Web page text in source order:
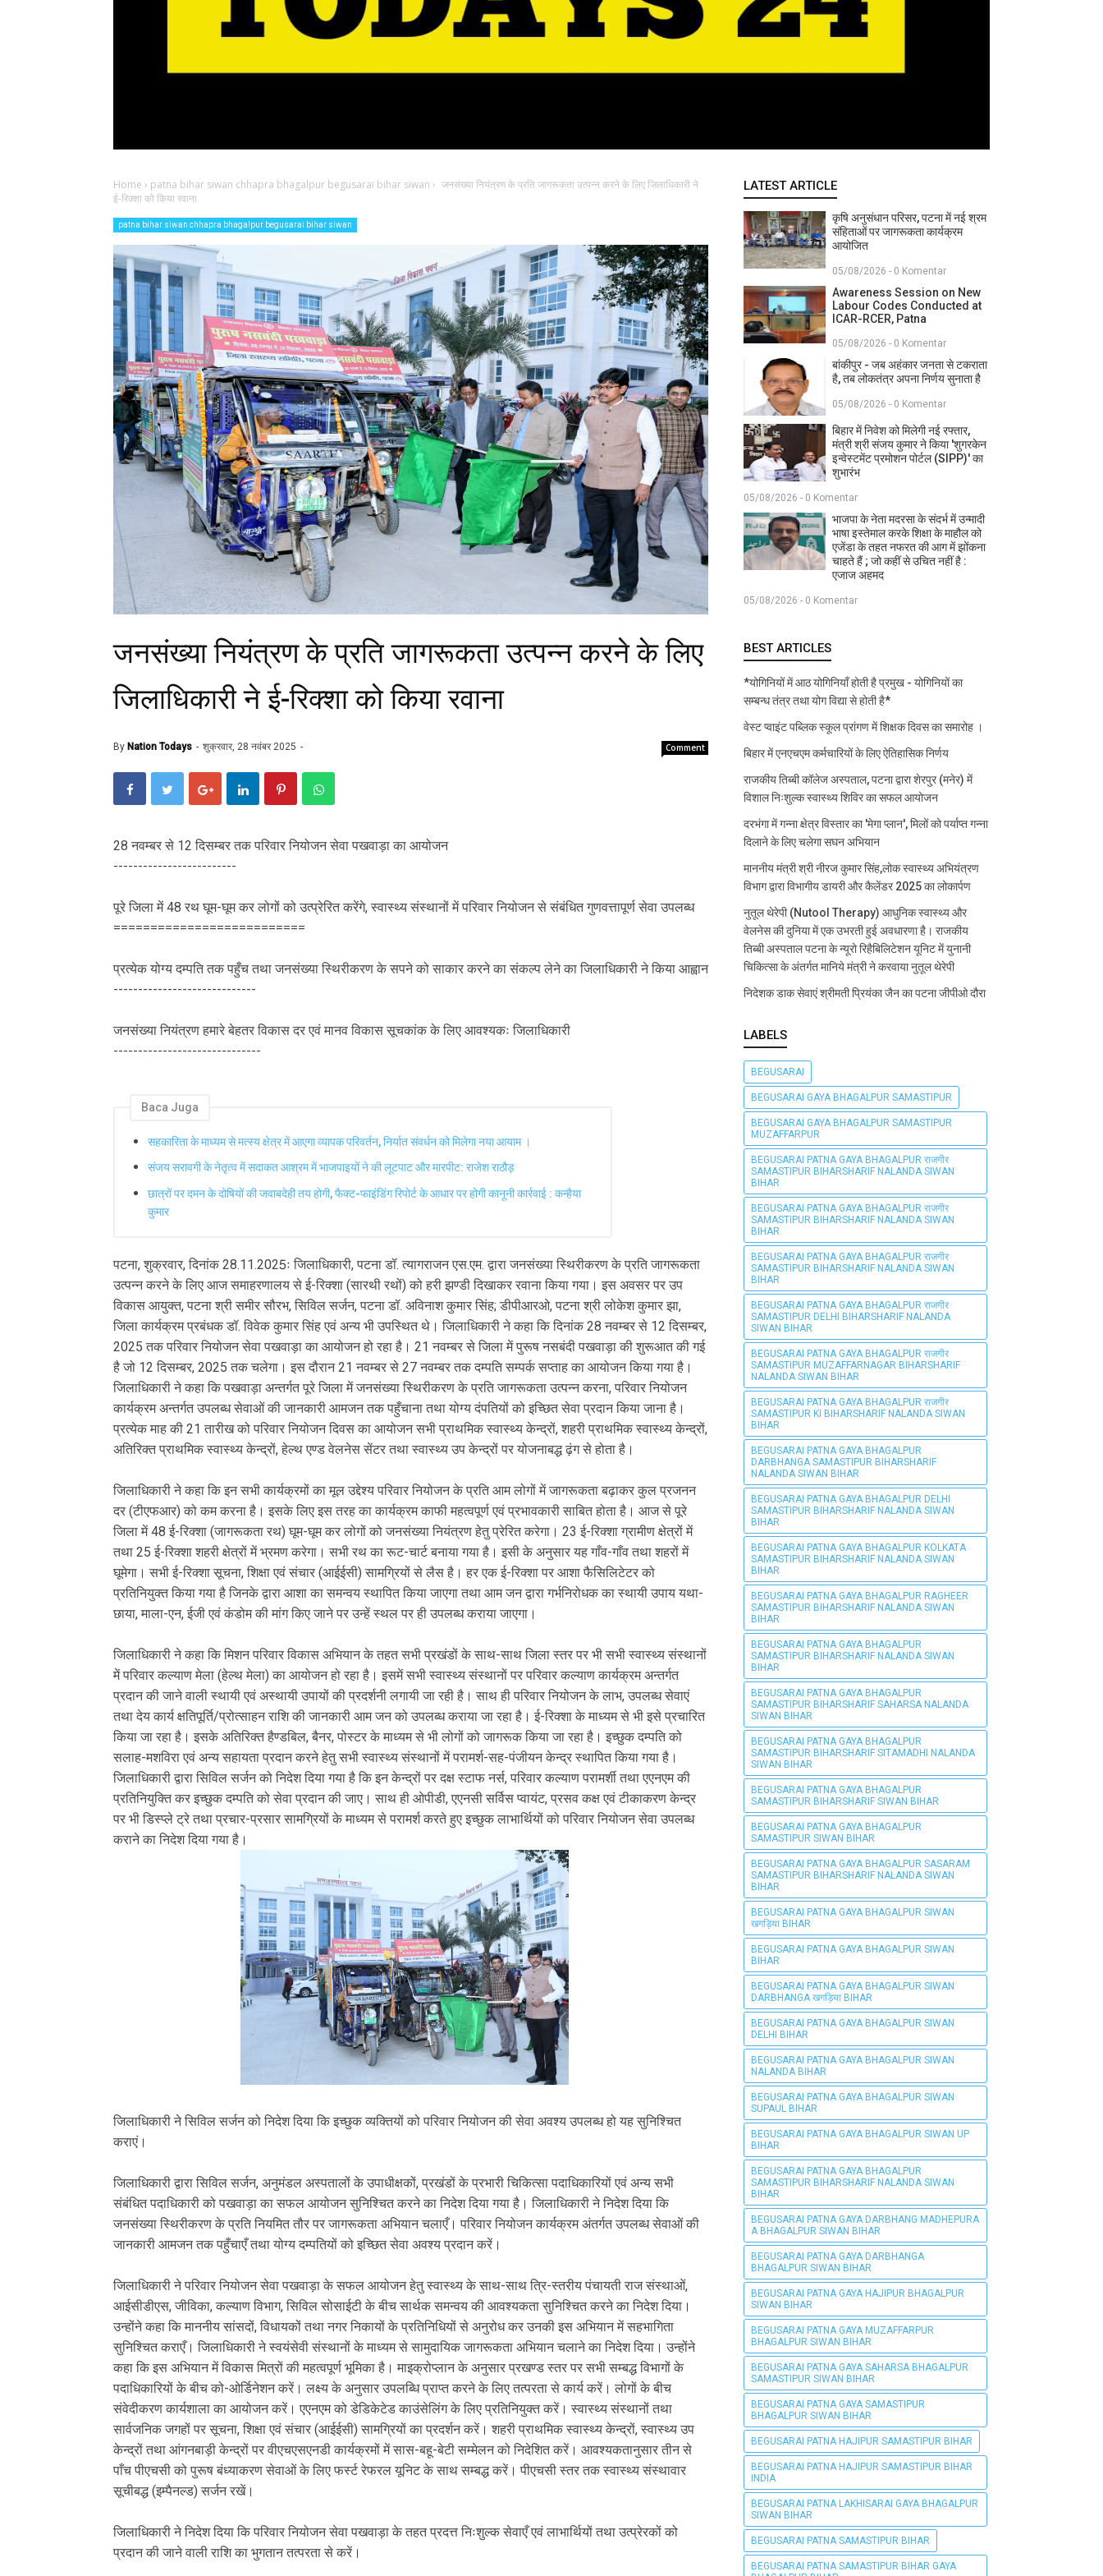
Home › patna bihar siwan chhapra bhagalpur begusarai bihar siwan › जनसंख्या नियंत्रण के प्रति जागरूकता उत्पन्न करने के लिए जिलाधिकारी ने
ई-रिक्शा को किया रवाना
patna bihar siwan chhapra bhagalpur begusarai bihar siwan
जनसंख्या नियंत्रण के प्रति जागरूकता उत्पन्न करने के लिए
जिलाधिकारी ने ई-रिक्शा को किया रवाना
By Nation Todays शुक्रवार, 28 नवंबर 2025 Comment
28 नवम्बर से 12 दिसम्बर तक परिवार नियोजन सेवा पखवाड़ा का आयोजन
-------------------------
पूरे जिला में 48 रथ घूम-घूम कर लोगों को उत्प्रेरित करेंगे, स्वास्थ्य संस्थानों में परिवार नियोजन से संबंधित गुणवत्तापूर्ण सेवा उपलब्ध
==========================
प्रत्येक योग्य दम्पति तक पहुँच तथा जनसंख्या स्थिरीकरण के सपने को साकार करने का संकल्प लेने का जिलाधिकारी ने किया आह्वान
-----------------------------
जनसंख्या नियंत्रण हमारे बेहतर विकास दर एवं मानव विकास सूचकांक के लिए आवश्यकः जिलाधिकारी
------------------------------
Baca Juga
सहकारिता के माध्यम से मत्स्य क्षेत्र में आएगा व्यापक परिवर्तन, निर्यात संवर्धन को मिलेगा नया आयाम ।
संजय सरावगी के नेतृत्व में सदाकत आश्रम में भाजपाइयों ने की लूटपाट और मारपीट: राजेश राठौड़
छात्रों पर दमन के दोषियों की जवाबदेही तय होगी, फैक्ट-फाइंडिंग रिपोर्ट के आधार पर होगी कानूनी कार्रवाई : कन्हैया
कुमार
पटना, शुक्रवार, दिनांक 28.11.2025ः जिलाधिकारी, पटना डॉ. त्यागराजन एस.एम. द्वारा जनसंख्या स्थिरीकरण के प्रति जागरूकता
उत्पन्न करने के लिए आज समाहरणालय से ई-रिक्शा (सारथी रथों) को हरी झण्डी दिखाकर रवाना किया गया। इस अवसर पर उप
विकास आयुक्त, पटना श्री समीर सौरभ, सिविल सर्जन, पटना डॉ. अविनाश कुमार सिंह; डीपीआरओ, पटना श्री लोकेश कुमार झा,
जिला कार्यक्रम प्रबंधक डॉ. विवेक कुमार सिंह एवं अन्य भी उपस्थित थे। जिलाधिकारी ने कहा कि दिनांक 28 नवम्बर से 12 दिसम्बर,
2025 तक परिवार नियोजन सेवा पखवाड़ा का आयोजन हो रहा है। 21 नवम्बर से जिला में पुरूष नसबंदी पखवाड़ा की शुरूआत की गई
है जो 12 दिसम्बर, 2025 तक चलेगा। इस दौरान 21 नवम्बर से 27 नवम्बर तक दम्पति सम्पर्क सप्ताह का आयोजन किया गया है।
जिलाधिकारी ने कहा कि पखवाड़ा अन्तर्गत पूरे जिला में जनसंख्या स्थिरीकरण के प्रति जागरूकता उत्पन्न करना, परिवार नियोजन
कार्यक्रम अन्तर्गत उपलब्ध सेवाओं की जानकारी आमजन तक पहुँचाना तथा योग्य दंपतियों को इच्छित सेवा प्रदान किया जाना है।
प्रत्येक माह की 21 तारीख को परिवार नियोजन दिवस का आयोजन सभी प्राथमिक स्वास्थ्य केन्द्रों, शहरी प्राथमिक स्वास्थ्य केन्द्रों,
अतिरिक्त प्राथमिक स्वास्थ्य केन्द्रों, हेल्थ एण्ड वेलनेस सेंटर तथा स्वास्थ्य उप केन्द्रों पर योजनाबद्ध ढ़ंग से होता है।
जिलाधिकारी ने कहा कि इन सभी कार्यक्रमों का मूल उद्देश्य परिवार नियोजन के प्रति आम लोगों में जागरूकता बढ़ाकर कुल प्रजनन
दर (टीएफआर) को कम करना है। इसके लिए इस तरह का कार्यक्रम काफी महत्वपूर्ण एवं प्रभावकारी साबित होता है। आज से पूरे
जिला में 48 ई-रिक्शा (जागरूकता रथ) घूम-घूम कर लोगों को जनसंख्या नियंत्रण हेतु प्रेरित करेगा। 23 ई-रिक्शा ग्रामीण क्षेत्रों में
तथा 25 ई-रिक्शा शहरी क्षेत्रों में भ्रमण करेगा। सभी रथ का रूट-चार्ट बनाया गया है। इसी के अनुसार यह गाँव-गाँव तथा शहरों में
घूमेगा। सभी ई-रिक्शा सूचना, शिक्षा एवं संचार (आईईसी) सामग्रियों से लैस है। हर एक ई-रिक्शा पर आशा फैसिलिटेटर को
प्रतिनियुक्त किया गया है जिनके द्वारा आशा का समन्वय स्थापित किया जाएगा तथा आम जन द्वारा गर्भनिरोधक का स्थायी उपाय यथा-
छाया, माला-एन, ईजी एवं कंडोम की मांग किए जाने पर उन्हें स्थल पर ही उपलब्ध कराया जाएगा।
जिलाधिकारी ने कहा कि मिशन परिवार विकास अभियान के तहत सभी प्रखंडों के साथ-साथ जिला स्तर पर भी सभी स्वास्थ्य संस्थानों
में परिवार कल्याण मेला (हेल्थ मेला) का आयोजन हो रहा है। इसमें सभी स्वास्थ्य संस्थानों पर परिवार कल्याण कार्यक्रम अन्तर्गत
प्रदान की जाने वाली स्थायी एवं अस्थायी उपायों की प्रदर्शनी लगायी जा रही है। साथ ही परिवार नियोजन के लाभ, उपलब्ध सेवाएं
तथा देय कार्य क्षतिपूर्ति/प्रोत्साहन राशि की जानकारी आम जन को उपलब्ध कराया जा रहा है। ई-रिक्शा के माध्यम से भी इसे प्रचारित
किया जा रहा है। इसके अतिरिक्त हैण्डबिल, बैनर, पोस्टर के माध्यम से भी लोगों को जागरूक किया जा रहा है। इच्छुक दम्पति को
सलाह-मशविरा एवं अन्य सहायता प्रदान करने हेतु सभी स्वास्थ्य संस्थानों में परामर्श-सह-पंजीयन केन्द्र स्थापित किया गया है।
जिलाधिकारी द्वारा सिविल सर्जन को निदेश दिया गया है कि इन केन्द्रों पर दक्ष स्टाफ नर्स, परिवार कल्याण परामर्शी तथा एएनएम की
प्रतिनियुक्ति कर इच्छुक दम्पति को सेवा प्रदान की जाए। साथ ही ओपीडी, एएनसी सर्विस प्वायंट, प्रसव कक्ष एवं टीकाकरण केन्द्र
पर भी डिस्प्ले ट्रे तथा प्रचार-प्रसार सामग्रियों के माध्यम से परामर्श करते हुए इच्छुक लाभार्थियों को परिवार नियोजन सेवा उपलब्ध
कराने का निदेश दिया गया है।
जिलाधिकारी ने सिविल सर्जन को निदेश दिया कि इच्छुक व्यक्तियों को परिवार नियोजन की सेवा अवश्य उपलब्ध हो यह सुनिश्चित
कराएं।
जिलाधिकारी द्वारा सिविल सर्जन, अनुमंडल अस्पतालों के उपाधीक्षकों, प्रखंडों के प्रभारी चिकित्सा पदाधिकारियों एवं अन्य सभी
संबंधित पदाधिकारी को पखवाड़ा का सफल आयोजन सुनिश्चित करने का निदेश दिया गया है। जिलाधिकारी ने निदेश दिया कि
जनसंख्या स्थिरीकरण के प्रति नियमित तौर पर जागरूकता अभियान चलाएँ। परिवार नियोजन कार्यक्रम अंतर्गत उपलब्ध सेवाओं की
जानकारी आमजन तक पहुँचाएँ तथा योग्य दम्पतियों को इच्छित सेवा अवश्य प्रदान करें।
जिलाधिकारी ने परिवार नियोजन सेवा पखवाड़ा के सफल आयोजन हेतु स्वास्थ्य के साथ-साथ त्रि-स्तरीय पंचायती राज संस्थाओं,
आईसीडीएस, जीविका, कल्याण विभाग, सिविल सोसाईटी के बीच सार्थक समन्वय की आवश्यकता सुनिश्चित करने का निदेश दिया।
उन्होंने कहा कि माननीय सांसदों, विधायकों तथा नगर निकायों के प्रतिनिधियों से अनुरोध कर उनकी इस अभियान में सहभागिता
सुनिश्चित कराएँ। जिलाधिकारी ने स्वयंसेवी संस्थानों के माध्यम से सामुदायिक जागरूकता अभियान चलाने का निदेश दिया। उन्होंने
कहा कि इस अभियान में विकास मित्रों की महत्वपूर्ण भूमिका है। माइक्रोप्लान के अनुसार प्रखण्ड स्तर पर सभी सम्बद्ध विभागों के
पदाधिकारियों के बीच को-ओर्डिनेशन करें। लक्ष्य के अनुसार उपलब्धि प्राप्त करने के लिए तत्परता से कार्य करें। लोगों के बीच
संवेदीकरण कार्यशाला का आयोजन करें। एएनएम को डेडिकेटेड काउंसेलिंग के लिए प्रतिनियुक्त करें। स्वास्थ्य संस्थानों तथा
सार्वजनिक जगहों पर सूचना, शिक्षा एवं संचार (आईईसी) सामग्रियों का प्रदर्शन करें। शहरी प्राथमिक स्वास्थ्य केन्द्रों, स्वास्थ्य उप
केन्द्रों तथा आंगनबाड़ी केन्द्रों पर वीएचएसएनडी कार्यक्रमों में सास-बहू-बेटी सम्मेलन को निदेशित करें। आवश्यकतानुसार तीन से
पाँच पीएचसी को पुरूष बंध्याकरण सेवाओं के लिए फर्स्ट रेफरल यूनिट के साथ सम्बद्ध करें। पीएचसी स्तर तक स्वास्थ्य संस्थावार
सूचीबद्ध (इम्पैनल्ड) सर्जन रखें।
जिलाधिकारी ने निदेश दिया कि परिवार नियोजन सेवा पखवाड़ा के तहत प्रदत्त निःशुल्क सेवाएँ एवं लाभार्थियों तथा उत्प्रेरकों को
प्रदान की जाने वाली राशि का भुगतान तत्परता से करें।
LATEST ARTICLE
कृषि अनुसंधान परिसर, पटना में नई श्रम
संहिताओं पर जागरूकता कार्यक्रम
आयोजित
05/08/2026 - 0 Komentar
Awareness Session on New
Labour Codes Conducted at
ICAR-RCER, Patna
05/08/2026 - 0 Komentar
बांकीपुर - जब अहंकार जनता से टकराता
है, तब लोकतंत्र अपना निर्णय सुनाता है
05/08/2026 - 0 Komentar
बिहार में निवेश को मिलेगी नई रफ्तार,
मंत्री श्री संजय कुमार ने किया 'शुगरकेन
इन्वेस्टमेंट प्रमोशन पोर्टल (SIPP)' का
शुभारंभ
05/08/2026 - 0 Komentar
भाजपा के नेता मदरसा के संदर्भ में उन्मादी
भाषा इस्तेमाल करके शिक्षा के माहौल को
एजेंडा के तहत नफरत की आग में झोंकना
चाहते हैं ; जो कहीं से उचित नहीं है :
एजाज अहमद
05/08/2026 - 0 Komentar
BEST ARTICLES
*योगिनियों में आठ योगिनियाँ होती है प्रमुख - योगिनियों का
सम्बन्ध तंत्र तथा योग विद्या से होती है*
वेस्ट प्वाइंट पब्लिक स्कूल प्रांगण में शिक्षक दिवस का समारोह ।
बिहार में एनएचएम कर्मचारियों के लिए ऐतिहासिक निर्णय
राजकीय तिब्बी कॉलेज अस्पताल, पटना द्वारा शेरपुर (मनेर) में
विशाल निःशुल्क स्वास्थ्य शिविर का सफल आयोजन
दरभंगा में गन्ना क्षेत्र विस्तार का 'मेगा प्लान', मिलों को पर्याप्त गन्ना
दिलाने के लिए चलेगा सघन अभियान
माननीय मंत्री श्री नीरज कुमार सिंह,लोक स्वास्थ्य अभियंत्रण
विभाग द्वारा विभागीय डायरी और कैलेंडर 2025 का लोकार्पण
नुतूल थेरेपी (Nutool Therapy) आधुनिक स्वास्थ्य और
वेलनेस की दुनिया में एक उभरती हुई अवधारणा है। राजकीय
तिब्बी अस्पताल पटना के न्यूरो रिहैबिलिटेशन यूनिट में युनानी
चिकित्सा के अंतर्गत मानिये मंत्री ने करवाया नुतूल थेरेपी
निदेशक डाक सेवाएं श्रीमती प्रियंका जैन का पटना जीपीओ दौरा
LABELS
BEGUSARAI
BEGUSARAI GAYA BHAGALPUR SAMASTIPUR
BEGUSARAI GAYA BHAGALPUR SAMASTIPUR
MUZAFFARPUR
BEGUSARAI PATNA GAYA BHAGALPUR राजगीर
SAMASTIPUR BIHARSHARIF NALANDA SIWAN
BIHAR
BEGUSARAI PATNA GAYA BHAGALPUR राजगीर
SAMASTIPUR BIHARSHARIF NALANDA SIWAN
BIHAR
BEGUSARAI PATNA GAYA BHAGALPUR राजगीर
SAMASTIPUR BIHARSHARIF NALANDA SIWAN
BIHAR
BEGUSARAI PATNA GAYA BHAGALPUR राजगीर
SAMASTIPUR DELHI BIHARSHARIF NALANDA
SIWAN BIHAR
BEGUSARAI PATNA GAYA BHAGALPUR राजगीर
SAMASTIPUR MUZAFFARNAGAR BIHARSHARIF
NALANDA SIWAN BIHAR
BEGUSARAI PATNA GAYA BHAGALPUR राजगीर
SAMASTIPUR KI BIHARSHARIF NALANDA SIWAN
BIHAR
BEGUSARAI PATNA GAYA BHAGALPUR
DARBHANGA SAMASTIPUR BIHARSHARIF
NALANDA SIWAN BIHAR
BEGUSARAI PATNA GAYA BHAGALPUR DELHI
SAMASTIPUR BIHARSHARIF NALANDA SIWAN
BIHAR
BEGUSARAI PATNA GAYA BHAGALPUR KOLKATA
SAMASTIPUR BIHARSHARIF NALANDA SIWAN
BIHAR
BEGUSARAI PATNA GAYA BHAGALPUR RAGHEER
SAMASTIPUR BIHARSHARIF NALANDA SIWAN
BIHAR
BEGUSARAI PATNA GAYA BHAGALPUR
SAMASTIPUR BIHARSHARIF NALANDA SIWAN
BIHAR
BEGUSARAI PATNA GAYA BHAGALPUR
SAMASTIPUR BIHARSHARIF SAHARSA NALANDA
SIWAN BIHAR
BEGUSARAI PATNA GAYA BHAGALPUR
SAMASTIPUR BIHARSHARIF SITAMADHI NALANDA
SIWAN BIHAR
BEGUSARAI PATNA GAYA BHAGALPUR
SAMASTIPUR BIHARSHARIF SIWAN BIHAR
BEGUSARAI PATNA GAYA BHAGALPUR
SAMASTIPUR SIWAN BIHAR
BEGUSARAI PATNA GAYA BHAGALPUR SASARAM
SAMASTIPUR BIHARSHARIF NALANDA SIWAN
BIHAR
BEGUSARAI PATNA GAYA BHAGALPUR SIWAN
खगड़िया BIHAR
BEGUSARAI PATNA GAYA BHAGALPUR SIWAN
BIHAR
BEGUSARAI PATNA GAYA BHAGALPUR SIWAN
DARBHANGA खगड़िया BIHAR
BEGUSARAI PATNA GAYA BHAGALPUR SIWAN
DELHI BIHAR
BEGUSARAI PATNA GAYA BHAGALPUR SIWAN
NALANDA BIHAR
BEGUSARAI PATNA GAYA BHAGALPUR SIWAN
SUPAUL BIHAR
BEGUSARAI PATNA GAYA BHAGALPUR SIWAN UP
BIHAR
BEGUSARAI PATNA GAYA BHAGALPUR
SAMASTIPUR BIHARSHARIF NALANDA SIWAN
BIHAR
BEGUSARAI PATNA GAYA DARBHANG MADHEPURA
A BHAGALPUR SIWAN BIHAR
BEGUSARAI PATNA GAYA DARBHANGA
BHAGALPUR SIWAN BIHAR
BEGUSARAI PATNA GAYA HAJIPUR BHAGALPUR
SIWAN BIHAR
BEGUSARAI PATNA GAYA MUZAFFARPUR
BHAGALPUR SIWAN BIHAR
BEGUSARAI PATNA GAYA SAHARSA BHAGALPUR
SAMASTIPUR SIWAN BIHAR
BEGUSARAI PATNA GAYA SAMASTIPUR
BHAGALPUR SIWAN BIHAR
BEGUSARAI PATNA HAJIPUR SAMASTIPUR BIHAR
BEGUSARAI PATNA HAJIPUR SAMASTIPUR BIHAR
INDIA
BEGUSARAI PATNA LAKHISARAI GAYA BHAGALPUR
SIWAN BIHAR
BEGUSARAI PATNA SAMASTIPUR BIHAR
BEGUSARAI PATNA SAMASTIPUR BIHAR GAYA